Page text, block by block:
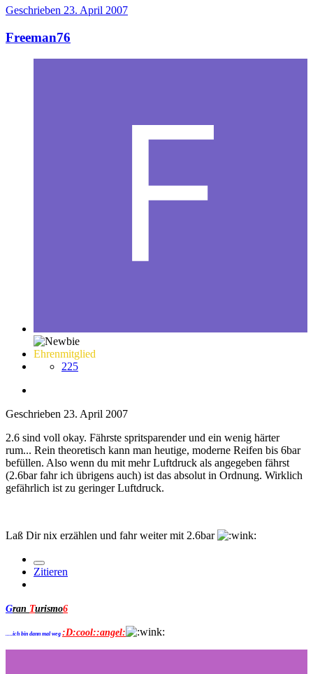
Geschrieben 23. April 2007
Freeman76
Ehrenmitglied
225
Geschrieben 23. April 2007
2.6 sind voll okay. Fährste spritsparender und ein wenig härter
rum... Rein theoretisch kann man heutige, moderne Reifen bis 6bar
befüllen. Also wenn du mit mehr Luftdruck als angegeben fährst
(2.6bar fahr ich übrigens auch) ist das absolut in Ordnung. Wirklich
gefährlich ist zu geringer Luftdruck.
Laß Dir nix erzählen und fahr weiter mit 2.6bar
Zitieren
Gran Turismo6
.....ich bin dann mal weg :D:cool::angel: